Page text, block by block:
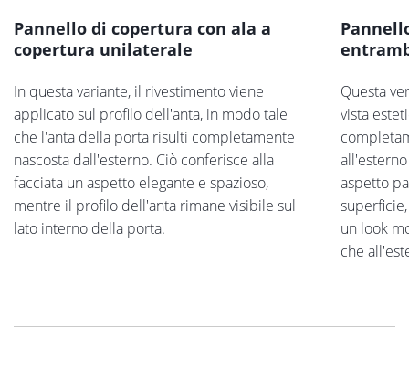
Pannello di copertura con ala a
copertura unilaterale
In questa variante, il rivestimento viene
applicato sul profilo dell'anta, in modo tale
che l'anta della porta risulti completamente
nascosta dall'esterno. Ciò conferisce alla
facciata un aspetto elegante e spazioso,
mentre il profilo dell'anta rimane visibile sul
lato interno della porta.
Questa
vista
aspetto
un look
che